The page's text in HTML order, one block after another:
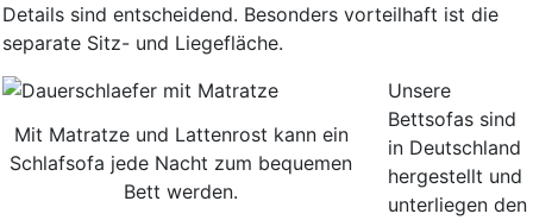
Details sind entscheidend. Besonders vorteilhaft ist die
separate Sitz- und Liegefläche.
Mit Matratze und Lattenrost kann ein
Schlafsofa jede Nacht zum bequemen
Bett werden.
Unsere
Bettsofas sind
in Deutschland
hergestellt und
unterliegen den